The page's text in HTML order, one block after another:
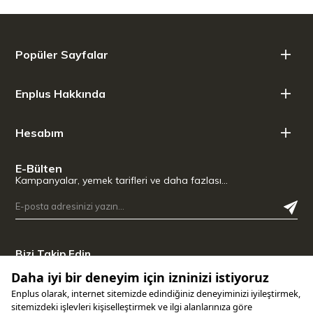
Popüler Sayfalar
Enplus Hakkında
Hesabım
E-Bülten
Kampanyalar, yemek tarifleri ve daha fazlası…
Bizi Takip Edin